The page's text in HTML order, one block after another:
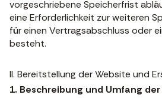
vorgeschriebene Speicherfrist
eine Erforderlichkeit zur weiteren
für einen Vertragsabschluss oder
besteht.
II. Bereitstellung der Website und
1. Beschreibung und Umfang